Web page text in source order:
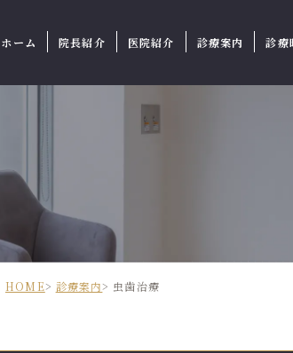
ホーム 院長紹介 医院紹介 診療案内 診療
HOME 診療案内 虫歯治療